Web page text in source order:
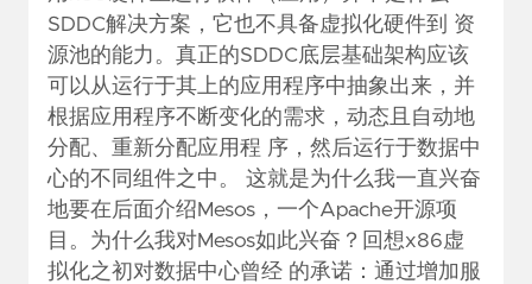
SDDC解决方案，它也不具备虚拟化硬件到 资
源池的能力。真正的SDDC底层基础架构应该
可以从运行于其上的应用程序中抽象出来，并
根据应用程序不断变化的需求，动态且自动地
分配、重新分配应用程 序，然后运行于数据中
心的不同组件之中。 这就是为什么我一直兴奋
地要在后面介绍Mesos，一个Apache开源项
目。为什么我对Mesos如此兴奋？回想x86虚
拟化之初对数据中心曾经 的承诺：通过增加服